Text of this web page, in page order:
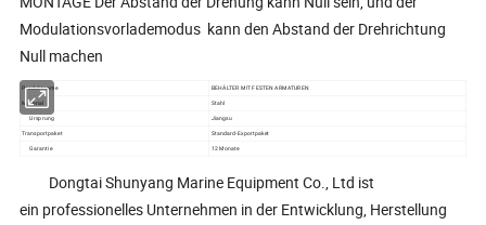
Modulationsvorlademodus kann den Abstand der Drehrichtung
Null machen
Produktname BEHÄLTER MIT FESTEN ARMATUREN
Material Stahl
Ursprung
Jiangsu
Transportpaket
Standard-Exportpaket
Garantie 12 Monate
Dongtai Shunyang Marine Equipment Co., Ltd ist
ein professionelles Unternehmen in der Entwicklung, Herstellung